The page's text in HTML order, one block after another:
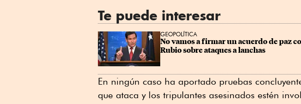
Te puede interesar
GEOPOLÍTICA
No vamos a firmar un acuerdo de paz
Rubio sobre ataques a lanchas
En ningún caso ha aportado pruebas
que ataca y los tripulantes asesinados estén